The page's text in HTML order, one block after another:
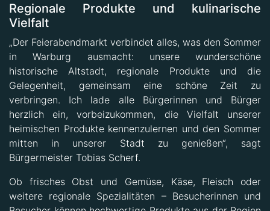
Regionale Produkte und kulinarische
Vielfalt
„Der Feierabendmarkt verbindet alles, was den Sommer
in Warburg ausmacht: unsere wunderschöne
historische Altstadt, regionale Produkte und die
Gelegenheit, gemeinsam eine schöne Zeit zu
verbringen. Ich lade alle Bürgerinnen und Bürger
herzlich ein, vorbeizukommen, die Vielfalt unserer
heimischen Produkte kennenzulernen und den Sommer
mitten in unserer Stadt zu genießen“, sagt
Bürgermeister Tobias Scherf.
Ob frisches Obst und Gemüse, Käse, Fleisch oder
weitere regionale Spezialitäten – Besucherinnen und